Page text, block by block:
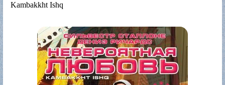
Kambakkht Ishq